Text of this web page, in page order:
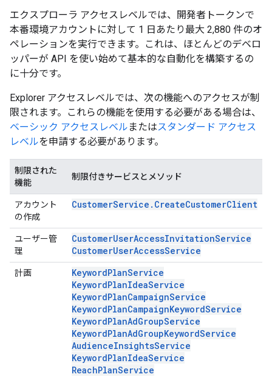
エクスプローラ アクセスレベルでは、開発者トークンで
本番環境アカウントに対して 1 日あたり最大 2,880 件のオ
ペレーションを実行できます。これは、ほとんどのデベロ
ッパーが API を使い始めて基本的な自動化を構築するの
に十分です。
Explorer アクセスレベルでは、次の機能へのアクセスが制
限されます。これらの機能を使用する必要がある場合は、
ベーシック アクセスレベル またはスタンダード アクセス
レベルを申請する必要があります。
制限された
機能
制限付きサービスとメソッド
アカウント
の作成
CustomerService.CreateCustomerClient
ユーザー管
理
CustomerUserAccessInvitationService
CustomerUserAccessService
計画
KeywordPlanService
KeywordPlanIdeaService
KeywordPlanCampaignService
KeywordPlanCampaignKeywordService
KeywordPlanAdGroupService
KeywordPlanAdGroupKeywordService
AudienceInsightsService
KeywordPlanIdeaService
ReachPlanService